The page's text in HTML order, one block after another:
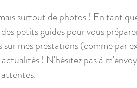
surtout de photos ! En tant
petits guides pour vous
sur mes prestations (comme par
! N'hésitez pas à